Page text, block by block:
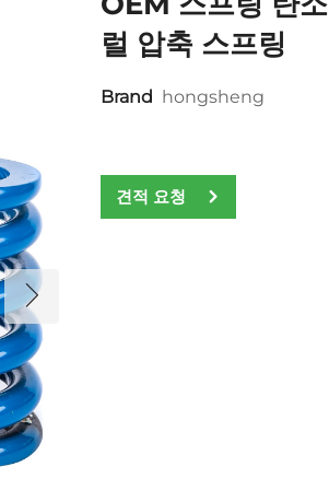
럴 압축 스프링
Brand hongsheng
견적 요청